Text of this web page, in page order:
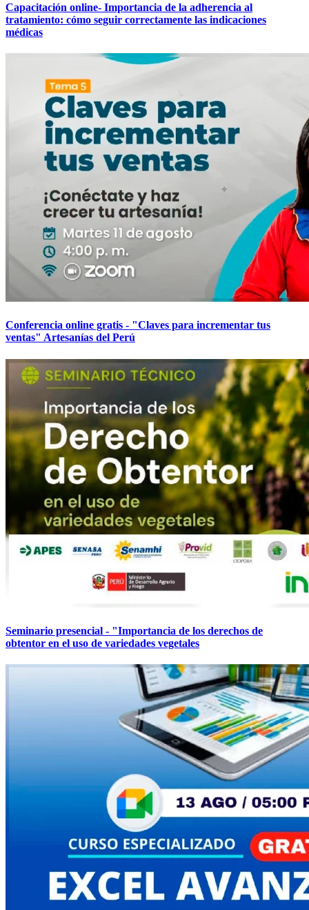
Capacitación online- Importancia de la adherencia al
tratamiento: cómo seguir correctamente las indicaciones
médicas
Conferencia online gratis - "Claves para incrementar tus
ventas" Artesanías del Perú
Seminario presencial - "Importancia de los derechos de
obtentor en el uso de variedades vegetales